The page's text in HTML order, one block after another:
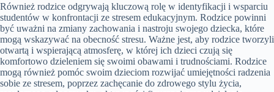
Również rodzice odgrywają kluczową rolę w identyfikacji i wsparciu
studentów w konfrontacji ze stresem edukacyjnym. Rodzice powinni
być uważni na zmiany zachowania i nastroju swojego dziecka, które
mogą wskazywać na obecność stresu. Ważne jest, aby rodzice tworzyli
otwartą i wspierającą atmosferę, w której ich dzieci czują się
komfortowo dzieleniem się swoimi obawami i trudnościami. Rodzice
mogą również pomóc swoim dzieciom rozwijać umiejętności radzenia
sobie ze stresem, poprzez zachęcanie do zdrowego stylu życia,